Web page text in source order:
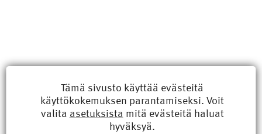
Uusimmat
Tämä sivusto käyttää evästeitä
käyttökokemuksen parantamiseksi. Voit
valita asetuksista mitä evästeitä haluat
hyväksyä.